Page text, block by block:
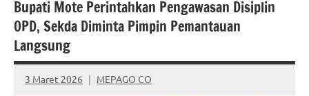
Bupati Mote Perintahkan Pengawasan Disiplin
OPD, Sekda Diminta Pimpin Pemantauan
Langsung
3 Maret 2026 MEPAGO CO
No